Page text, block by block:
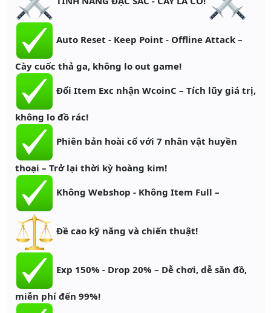
Auto Reset - Keep Point - Offline Attack –
Cày cuốc thả ga, không lo out game!
Đổi Item Exc nhận WcoinC – Tích lũy giá trị,
không lo đồ rác!
Phiên bản hoài cổ với 7 nhân vật huyền
thoại – Trở lại thời kỳ hoàng kim!
Không Webshop - Không Item Full –
Đề cao kỹ năng và chiến thuật!
Exp 150% - Drop 20% – Dễ chơi, dễ săn đồ,
miễn phí đến 99%!